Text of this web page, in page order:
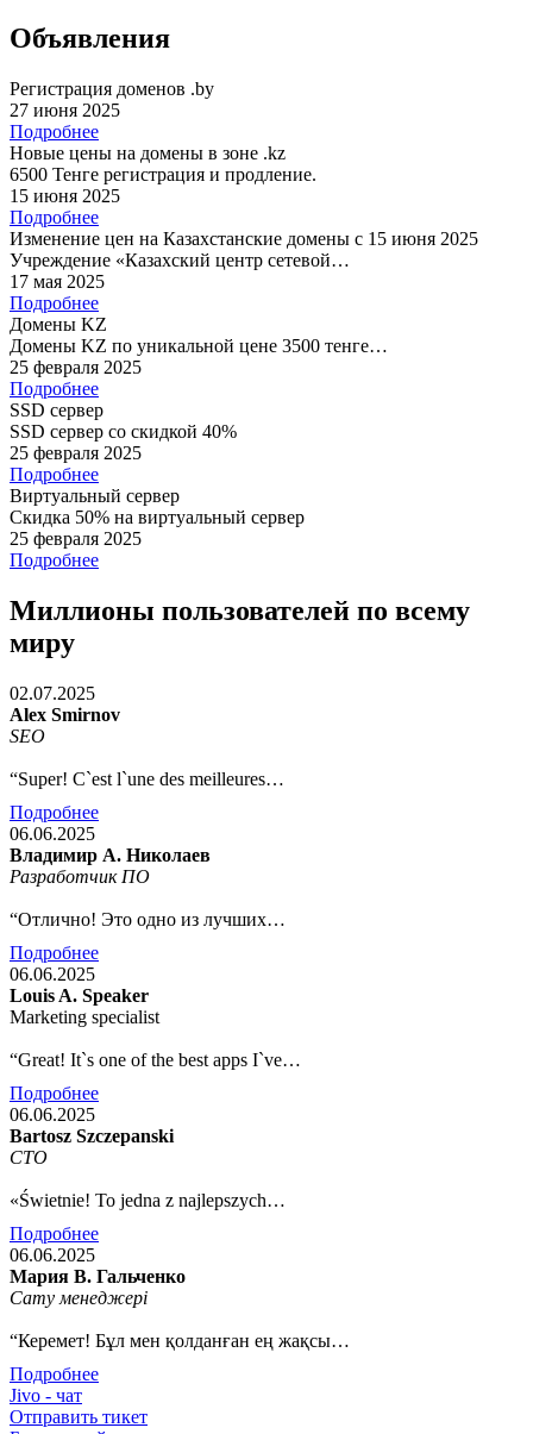
Объявления
Регистрация доменов .by
27 июня 2025
Подробнее
Новые цены на домены в зоне .kz
6500 Тенге регистрация и продление.
15 июня 2025
Подробнее
Изменение цен на Казахстанские домены с 15 июня 2025
Учреждение «Казахский центр сетевой…
17 мая 2025
Подробнее
Домены KZ
Домены KZ по уникальной цене 3500 тенге…
25 февраля 2025
Подробнее
SSD сервер
SSD сервер со скидкой 40%
25 февраля 2025
Подробнее
Виртуальный сервер
Скидка 50% на виртуальный сервер
25 февраля 2025
Подробнее
Миллионы пользователей по всему
миру
02.07.2025
Alex Smirnov
SEO
“Super! C`est l`une des meilleures…
Подробнее
06.06.2025
Владимир А. Николаев
Разработчик ПО
“Отлично! Это одно из лучших…
Подробнее
06.06.2025
Louis A. Speaker
Marketing specialist
“Great! It`s one of the best apps I`ve…
Подробнее
06.06.2025
Bartosz Szczepanski
CTO
«Świetnie! To jedna z najlepszych…
Подробнее
06.06.2025
Мария В. Гальченко
Сату менеджері
“Керемет! Бұл мен қолданған ең жақсы…
Подробнее
Jivo - чат
Отправить тикет